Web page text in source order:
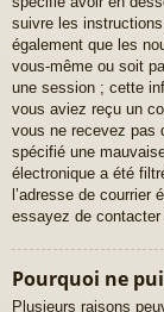
suivre les
également que les
vous-même ou soit
une session ; cette
vous aviez reçu un
vous ne recevez pas
spécifié une
électronique a été
l’adresse de courrier
essayez de contacter
Pourquoi ne
Plusieurs raisons